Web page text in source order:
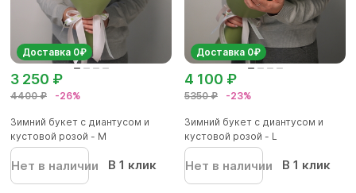
Доставка 0₽
4400 ₽ -26%
3 250 ₽
Зимний букет с диантусом и
кустовой розой - M
Нет в наличии В 1 клик
Доставка 0₽
5350 ₽ -23%
4 100 ₽
Зимний букет с диантусом и
кустовой розой - L
Нет в наличии В 1 клик